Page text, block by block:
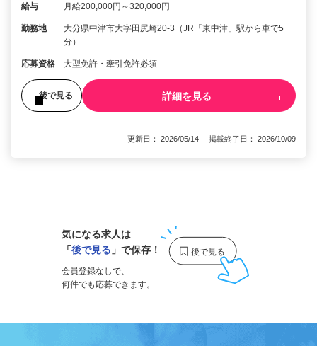
給与 月給200,000円～320,000円
勤務地
大分県中津市大字田尻崎20-3（JR「東中津」駅から車で5
分）
応募資格 大型免許・牽引免許必須
後で見る 詳細を見る
更新日： 2026/05/14 掲載終了日： 2026/10/09
気になる求人は
「後で見る 」で保存！
会員登録なしで、
何件でも応募できます。